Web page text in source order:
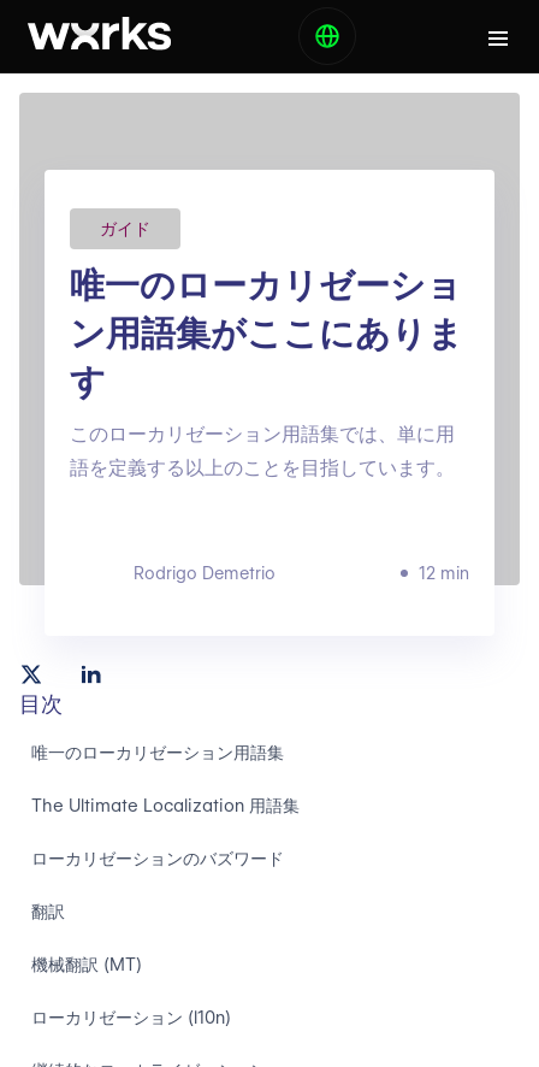
ガイド
唯一のローカリゼーショ
ン用語集がここにありま
す
このローカリゼーション用語集では、単に用
語を定義する以上のことを目指しています。
Rodrigo Demetrio 12 min
目次
唯一のローカリゼーション用語集
The Ultimate Localization 用語集
ローカリゼーションのバズワード
翻訳
機械翻訳 (MT)
ローカリゼーション (l10n)